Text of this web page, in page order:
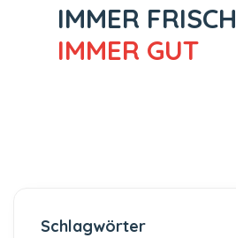
IMMER FRISCH
IMMER GUT
Schlagwörter